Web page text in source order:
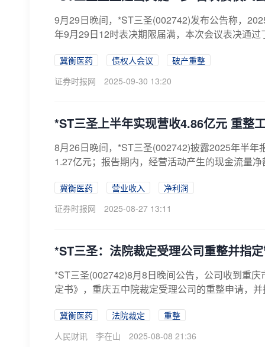
9月29日晚间，*ST三圣(002742)发布公告称，
年9月29日12时表决期限届满，本次会议表决通
冀衡医药 债权人会议
破产重整
证券时报网
2025-09-30 13:20
*ST三圣上半年实现营收4.86亿元 重整
8月26日晚间，*ST三圣(002742)披露2025年半
1.27亿元；报告期内，经营活动产生的现金流量
冀衡医药 营业收入
净利润
证券时报网
2025-08-27 13:11
*ST三圣：法院裁定受理公司重整并指
*ST三圣(002742)8月8日晚间公告，公司收到重
定书》，重庆五中院裁定受理公司的重整申请，
冀衡医药 法院裁定
重整
人民财讯
李在山 2025-08-08 21:36